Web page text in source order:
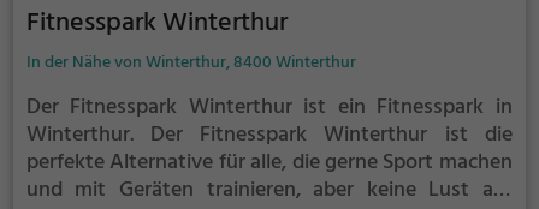
Fitnesspark Winterthur
In der Nähe von Winterthur, 8400 Winterthur
Der Fitnesspark Winterthur ist ein Fitnesspark in
Winterthur. Der Fitnesspark Winterthur ist die
perfekte Alternative für alle, die gerne Sport machen
und mit Geräten trainieren, aber keine Lust auf